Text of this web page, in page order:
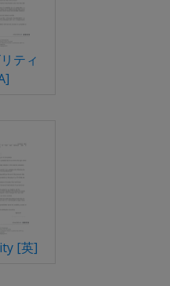
ティ
[英]